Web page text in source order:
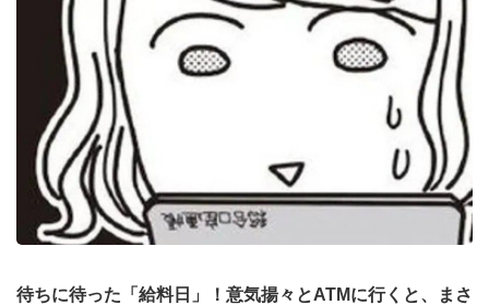
待ちに待った「給料日」！意気揚々とATMに行くと、まさ